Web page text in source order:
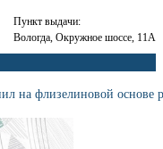
Пункт выдачи:
Вологда, Окружное шоссе, 11А
на флизелиновой основе